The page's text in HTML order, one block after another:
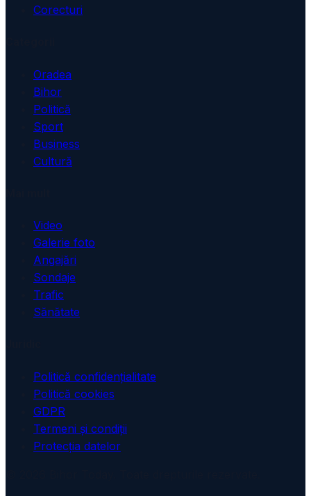
Corecturi
Oradea
Bihor
Politică
Sport
Business
Cultură
Video
Galerie foto
Angajări
Sondaje
Trafic
Sănătate
Politică confidențialitate
Politică cookies
GDPR
Termeni și condiții
Protecția datelor